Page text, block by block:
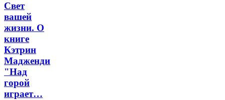
Свет
вашей
жизни. О
книге
Кэтрин
Мадженди
"Над
горой
играет…